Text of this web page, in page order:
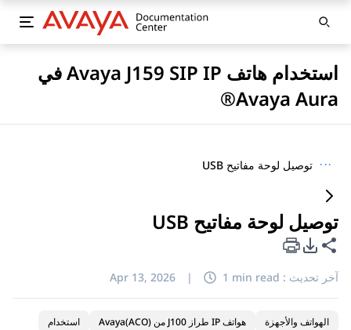
استخدام هاتف Avaya J159 SIP IP في
Avaya Aura®
··· توصيل لوحة مفاتيح USB
توصيل لوحة مفاتيح USB
مشاركة هذه الصفحة
خيارات تصدير PDF
آخر تحديث : Apr 13, 2026 | 1 min read
الهواتف والأجهزة هواتف IP طراز J100 من Avaya(ACO)
استخدام